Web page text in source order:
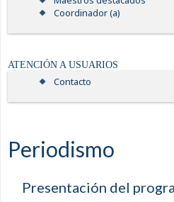
Coordinador (a)
ATENCIÓN A USUARIOS
Contacto
Periodismo
Presentación del